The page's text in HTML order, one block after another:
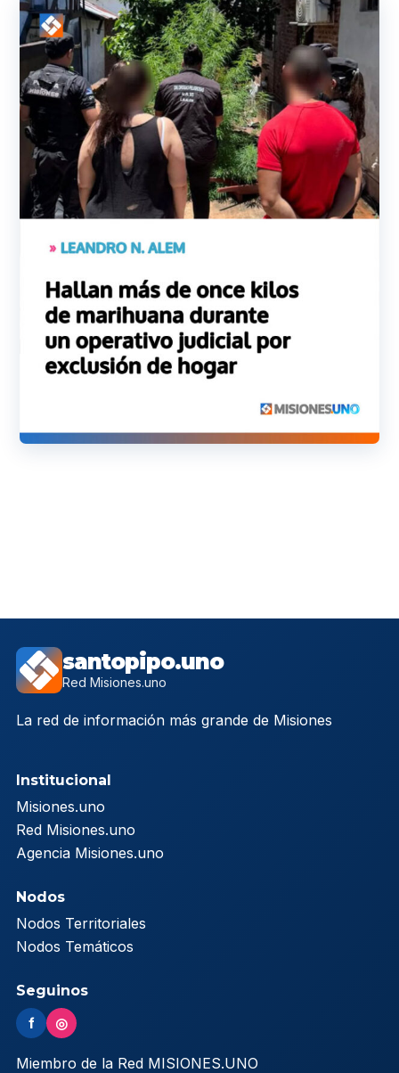
santopipo.uno
Red Misiones.uno
La red de información más grande de Misiones
Institucional
Misiones.uno
Red Misiones.uno
Agencia Misiones.uno
Nodos
Nodos Territoriales
Nodos Temáticos
Seguinos
f ◎
Miembro de la Red MISIONES.UNO